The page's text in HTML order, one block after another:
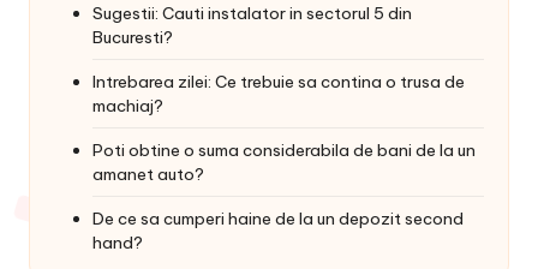
Sugestii: Cauti instalator in sectorul 5 din
Bucuresti?
Intrebarea zilei: Ce trebuie sa contina o trusa de
machiaj?
Poti obtine o suma considerabila de bani de la un
amanet auto?
De ce sa cumperi haine de la un depozit second
hand?